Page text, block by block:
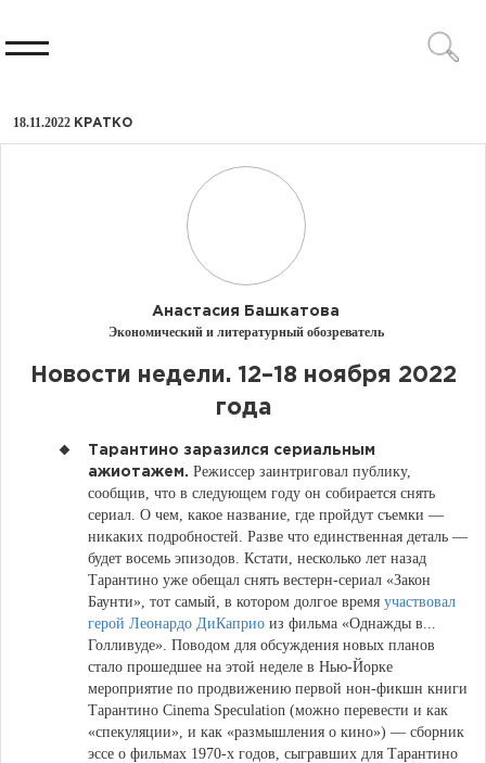
18.11.2022 КРАТКО
Анастасия Башкатова
Экономический и литературный обозреватель
Новости недели. 12–18 ноября 2022
года
Тарантино заразился сериальным
ажиотажем. Режиссер заинтриговал публику,
сообщив, что в следующем году он собирается снять
сериал. О чем, какое название, где пройдут съемки —
никаких подробностей. Разве что единственная деталь —
будет восемь эпизодов. Кстати, несколько лет назад
Тарантино уже обещал снять вестерн-сериал «Закон
Баунти», тот самый, в котором долгое время участвовал
герой Леонардо ДиКаприо из фильма «Однажды в...
Голливуде». Поводом для обсуждения новых планов
стало прошедшее на этой неделе в Нью-Йорке
мероприятие по продвижению первой нон-фикшн книги
Тарантино Cinema Speculation (можно перевести и как
«спекуляции», и как «размышления о кино») — сборник
эссе о фильмах 1970-х годов, сыгравших для Тарантино